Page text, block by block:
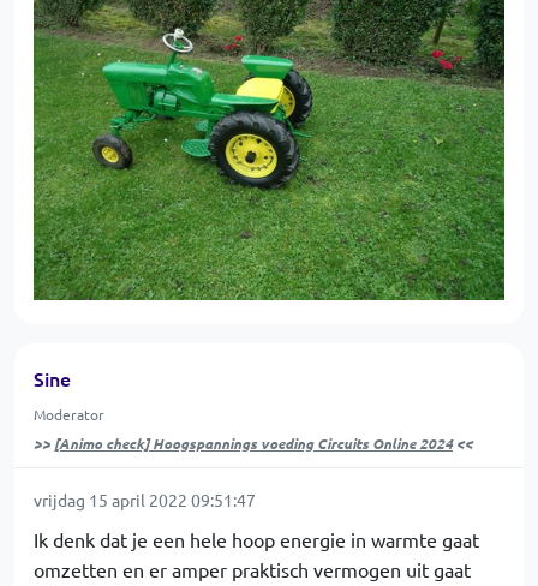
Sine
Moderator
>> [Animo check] Hoogspannings voeding Circuits Online 2024<<
vrijdag 15 april 2022 09:51:47
Ik denk dat je een hele hoop energie in warmte gaat
omzetten en er amper praktisch vermogen uit gaat